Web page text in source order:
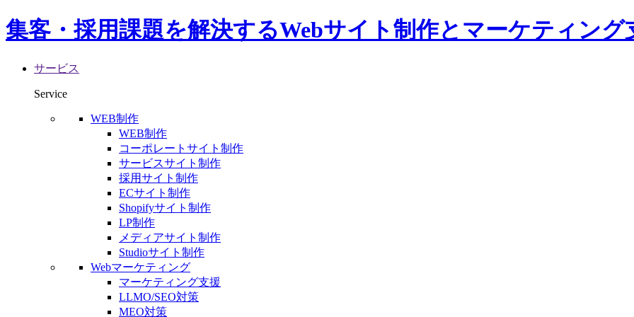
集客・採用課題を解決するWebサイト制作とマーケティング
サービス
Service
WEB制作
WEB制作
コーポレートサイト制作
サービスサイト制作
採用サイト制作
ECサイト制作
Shopifyサイト制作
LP制作
メディアサイト制作
Studioサイト制作
Webマーケティング
マーケティング支援
LLMO/SEO対策
MEO対策